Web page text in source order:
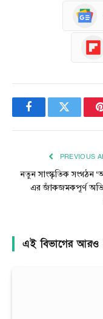
FacebookTwitter
PREVIOUS
নতুন সাংস্কৃতিক সংগঠন
এর জাঁকজমকপূর্ণ
এই বিভাগের